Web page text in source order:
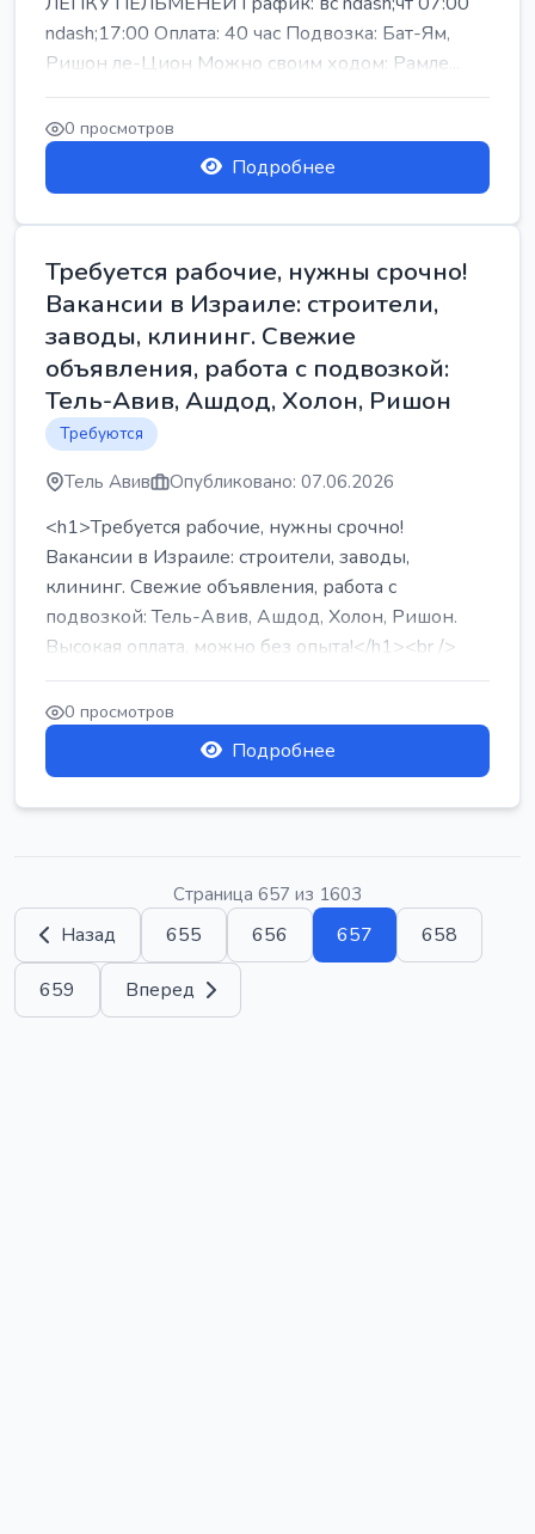
ndash;17:00 Оплата: 40 час Подвозка: Бат-Ям,
Ришон ле-Цион Можно своим ходом: Рамле...
0 просмотров
Подробнее
Требуется рабочие, нужны срочно!
Вакансии в Израиле: строители,
заводы, клининг. Свежие
объявления, работа с подвозкой:
Тель-Авив, Ашдод, Холон, Ришон
Требуются
Тель Авив Опубликовано: 07.06.2026
<h1>Требуется рабочие, нужны срочно!
Вакансии в Израиле: строители, заводы,
клининг. Свежие объявления, работа с
подвозкой: Тель-Авив, Ашдод, Холон, Ришон.
Высокая оплата, можно без опыта!</h1><br />
...
0 просмотров
Подробнее
Страница 657 из 1603
Назад 655 656 657 658
659 Вперед